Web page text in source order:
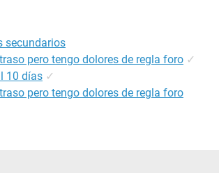
secundarios
pero tengo dolores de regla foro ✓
10 días ✓
pero tengo dolores de regla foro